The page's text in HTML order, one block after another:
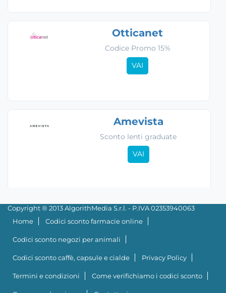
Otticanet
Codice Promo 15%
VAI
Amevista
Sconto lenti graduate
VAI
Copyright ® 2013 AlgorithMedia S.r.l. - P.IVA 02353940063
Home
Codici sconto farmacie online
Codici sconto negozi per animali
Codici sconto caffè, capsule e cialde Privacy Policy
Termini e condizioni Come verifichiamo i codici sconto